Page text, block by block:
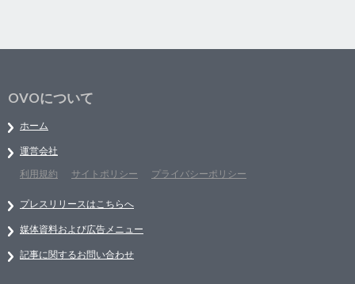
OVOについて
ホーム
運営会社
利用規約
サイトポリシー プライバシーポリシー
プレスリリースはこちらへ
媒体資料および広告メニュー
記事に関するお問い合わせ